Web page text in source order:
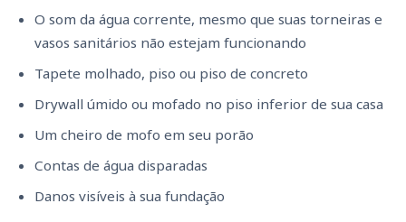
O som da água corrente, mesmo que suas torneiras e
vasos sanitários não estejam funcionando
Tapete molhado, piso ou piso de concreto
Drywall úmido ou mofado no piso inferior de sua casa
Um cheiro de mofo em seu porão
Contas de água disparadas
Danos visíveis à sua fundação